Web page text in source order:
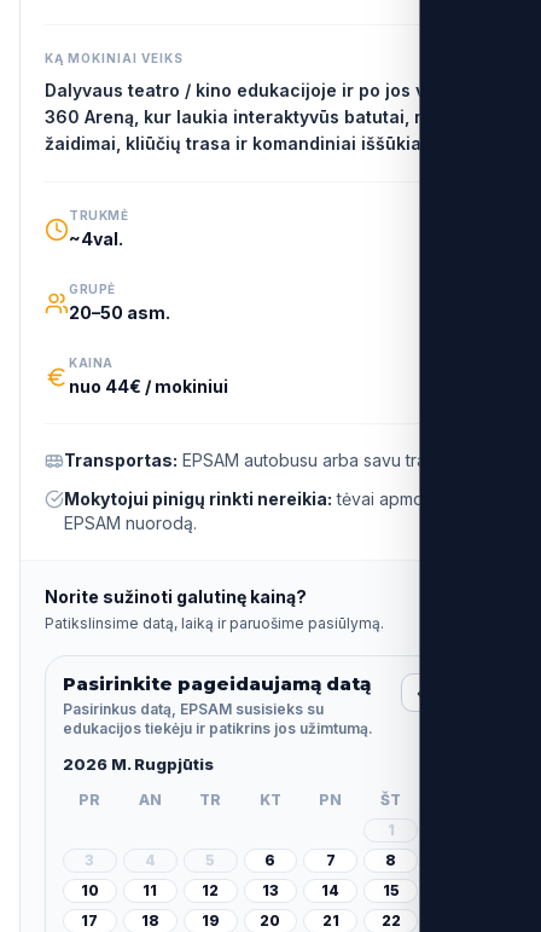
KĄ MOKINIAI VEIKS
Dalyvaus teatro / kino edukacijoje ir po jos vyks į
360 Areną, kur laukia interaktyvūs batutai, reakcijos
žaidimai, kliūčių trasa ir komandiniai iššūkiai
TRUKMĖ
~4val.
GRUPĖ
20–50 asm.
KAINA
nuo 44€ / mokiniui
Transportas: EPSAM autobusu arba savu transportu.
Mokytojui pinigų rinkti nereikia: tėvai apmoka per
EPSAM nuorodą.
Norite sužinoti galutinę kainą?
Patikslinsime datą, laiką ir paruošime pasiūlymą.
Pasirinkite pageidaujamą datą
Pasirinkus datą, EPSAM susisieks su
edukacijos tiekėju ir patikrins jos užimtumą.
‹
2026 M. Rugpjūtis
PR AN TR KT PN ŠT
1
3
4 5 6 7 8
10
11 12 13 14 15
17
18 19 20 21 22